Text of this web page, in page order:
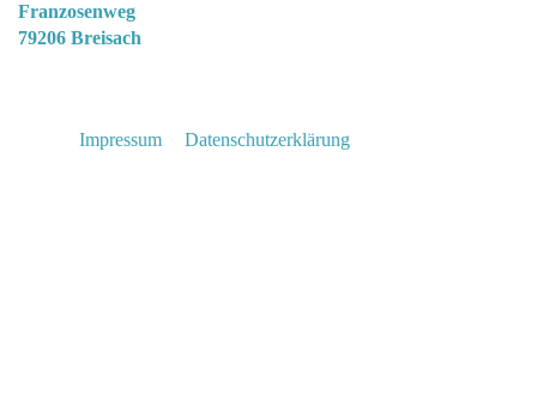
Franzosenweg
79206 Breisach
Impressum Datenschutzerklärung